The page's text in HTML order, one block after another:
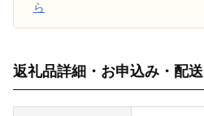
ら
返礼品詳細・お申込み・配送